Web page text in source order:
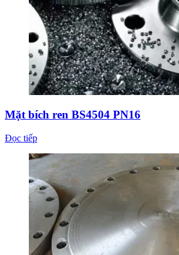
Mặt bích ren BS4504 PN16
Đọc tiếp